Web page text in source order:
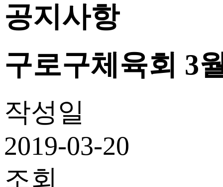
공지사항
구로구체육회 3
작성일
2019-03-20
조회